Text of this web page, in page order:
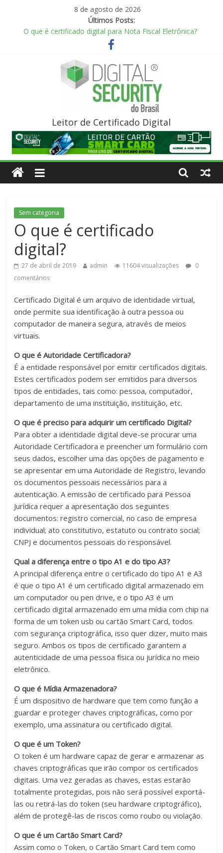
content
8 de agosto de 2026
Últimos Posts:
O que é certificado digital para Nota Fiscal Eletrônica?
O que é um Leitor Smart Card?
O que é um Cartão Smart Card para Certificado Digital?
Digital
Security
do
Brasil
Digital
Security
do
Brasil
soluções
para
segurança
digital,
dicas
de
informática
produtividade
trabalho,
como
também
tutoriais
de
ajuda.
Somos
especializados
no
fornecimento
de
tokens
USB
cartões
smart
cards
para
uso
do
Certificado
Digital.
Leitor de Certificado Digital
Sem categoria
O que é certificado
digital?
27 de abril de 2019 admin 11604 visualizações
0
comentários
Certificado Digital é um arquivo de identidade virtual,
onde permite sua identificação à outra pessoa ou
computador de maneira segura, através de meios
virtuais.
O que é Autoridade Certificadora?
É a entidade responsável por emitir certificados digitais.
Estes certificados podem ser emitidos para diversos
tipos de entidades, tais como: pessoa, computador,
departamento de uma instituição, instituição, etc.
O que é preciso para adquirir um certificado Digital?
Para obter a identidade digital deve-se procurar uma
Autoridade Certificadora e preencher um formulário com
seus dados, escolher uma das opções de pagamento e
se apresentar em uma Autoridade de Registro, levando
os documentos pessoais necessários para a
autenticação. A emissão de certificado para Pessoa
Jurídica requer a apresentação dos seguintes
documentos: registro comercial, no caso de empresa
individual; ato constitutivo, estatuto ou contrato social;
CNPJ e documentos pessoais do responsável.
Qual a diferença entre o tipo A1 e do tipo A3?
A principal diferença entre o certificado do tipo A1 e A3
é que o tipo A1 é um certificado digital armazenado em
um computador ou pen drive, e o tipo A3 é um
certificado digital armazenado em uma mídia com chip na
forma de um token usb ou cartão Smart Card, todos
com segurança criptográfica, isso quer dizer, muito mais
seguro. Ambos os tipos de certificado garantem a
autenticidade de uma pessoa física ou jurídica no meio
eletrônico.
O que é Mídia Armazenadora?
É um dispositivo de hardware que tem como função a
guardar e proteger chaves criptográficas, como por
exemplo, uma assinatura ou certificado digital.
O que é um Token?
O token é um hardware capaz de gerar e armazenar as
chaves criptográficas que irão compor os certificados
digitais. Uma vez geradas as chaves, estas estarão
totalmente protegidas, pois não será possível exportá-
las ou retirá-las do token (seu hardware criptográfico),
além de protegê-las de riscos como roubo ou violação.
O que é um Cartão Smart Card?
Assim como o Token, o Cartão Smart Card tem como